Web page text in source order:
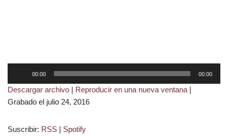
p
r
d
00:00 00:00
Descargar archivo | Reproducir en una nueva ventana |
Grabado el julio 24, 2016
Suscribir: RSS | Spotify